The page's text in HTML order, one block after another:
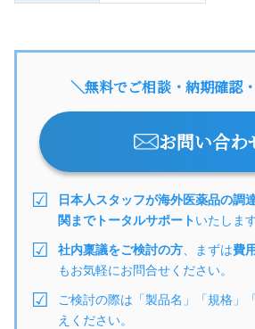
＼無料でご相談・納期確認
お問い合わ
日本人スタッフが海外医薬品の調
関までトータルサポートいたします
社内稟議をご検討の方 、まずは費
もお気軽にお問合せください。
ご検討の際は「製品名」「規格」
えください。